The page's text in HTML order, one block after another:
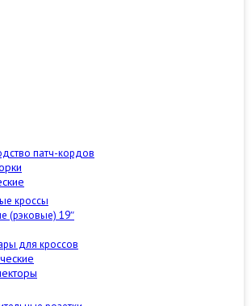
патч-кордов
кроссы
(рэковые) 19″
для кроссов